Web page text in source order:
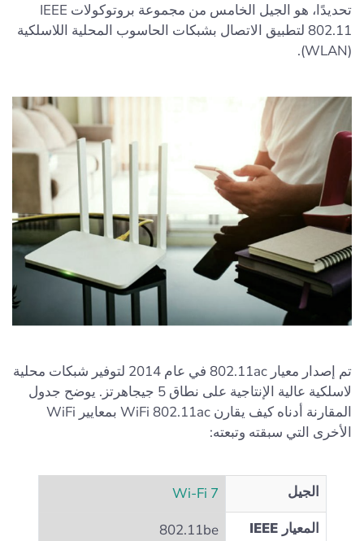
تحديدًا، هو الجيل الخامس من مجموعة بروتوكولات IEEE
802.11 لتطبيق الاتصال بشبكات الحاسوب المحلية اللاسلكية
(WLAN).
تم إصدار معيار 802.11ac في عام 2014 لتوفير شبكات محلية
لاسلكية عالية الإنتاجية على نطاق 5 جيجاهرتز. يوضح جدول
المقارنة أدناه كيف يقارن WiFi 802.11ac بمعايير WiFi
الأخرى التي سبقته وتبعته:
الجيل
Wi‑Fi 7
المعيار IEEE
802.11be